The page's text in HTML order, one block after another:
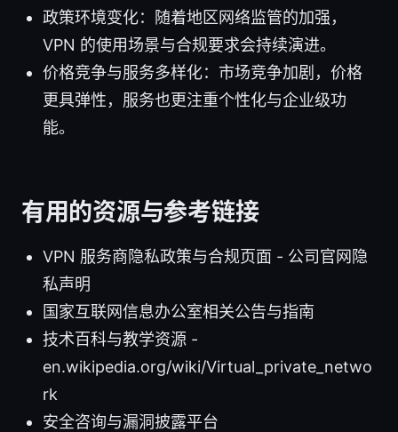
政策环境变化：随着地区网络监管的加强，
VPN 的使用场景与合规要求会持续演进。
价格竞争与服务多样化：市场竞争加剧，价格
更具弹性，服务也更注重个性化与企业级功
能。
有用的资源与参考链接
VPN 服务商隐私政策与合规页面 - 公司官网隐
私声明
国家互联网信息办公室相关公告与指南
技术百科与教学资源 -
en.wikipedia.org/wiki/Virtual_private_netwo
rk
安全咨询与漏洞披露平台